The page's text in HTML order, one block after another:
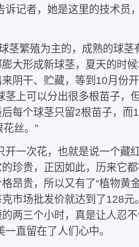
诉记者，她是这里的技术员
茎繁殖为主的，成熟的球
大形成新球茎，夏天的时
阴干、贮藏，等到10月份
茎上可以分出很多根苗子，
每个球茎只留2根苗子，而
丝。”
开一次花，也就是说一个藏
珍贵，正因如此，历来它
昂贵，所以又有了“植物黄
市场批发价就达到了128元
两三个小时，真是让人忍
一直留在了人们心中。